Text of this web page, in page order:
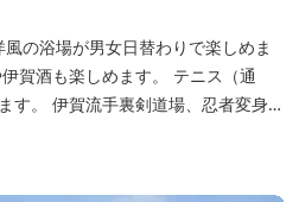
の浴場が男女日替わりで楽しめま
賀酒も楽しめます。 テニス（通
す。 伊賀流手裏剣道場、忍者変身処
※日替わりランチ、日替わり薬湯